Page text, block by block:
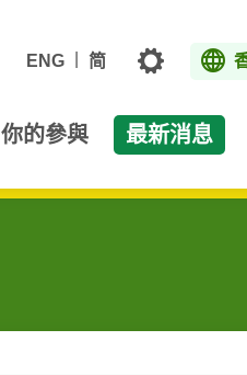
ENG 简 主題
你的參與 最新消息